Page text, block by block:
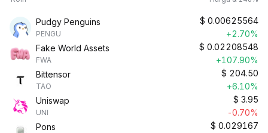
Pudgy Penguins
PENGU
$ 0.00625564
+2.70%
Fake World Assets
FWA
$ 0.02208548
+107.90%
Bittensor
TAO
$ 204.50
+6.10%
Uniswap
UNI
$ 3.95
-0.70%
Pons
$ 0.029167